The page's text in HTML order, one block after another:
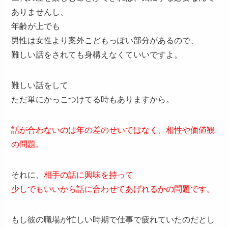
ありませんし、
年齢が上でも
男性は女性より案外こどもっぽい部分があるので、
難しい話をされても身構えなくていいですよ。
難しい話をして
ただ単にかっこつけてる時もありますから。
話が合わないのは年の差のせいではなく、相性や価値観
の問題。
それに、相手の話に興味を持って
少しでもいいから話に合わせてあげれるかの問題です。
もし彼の職場が忙しい時期で仕事で疲れていたのだとし